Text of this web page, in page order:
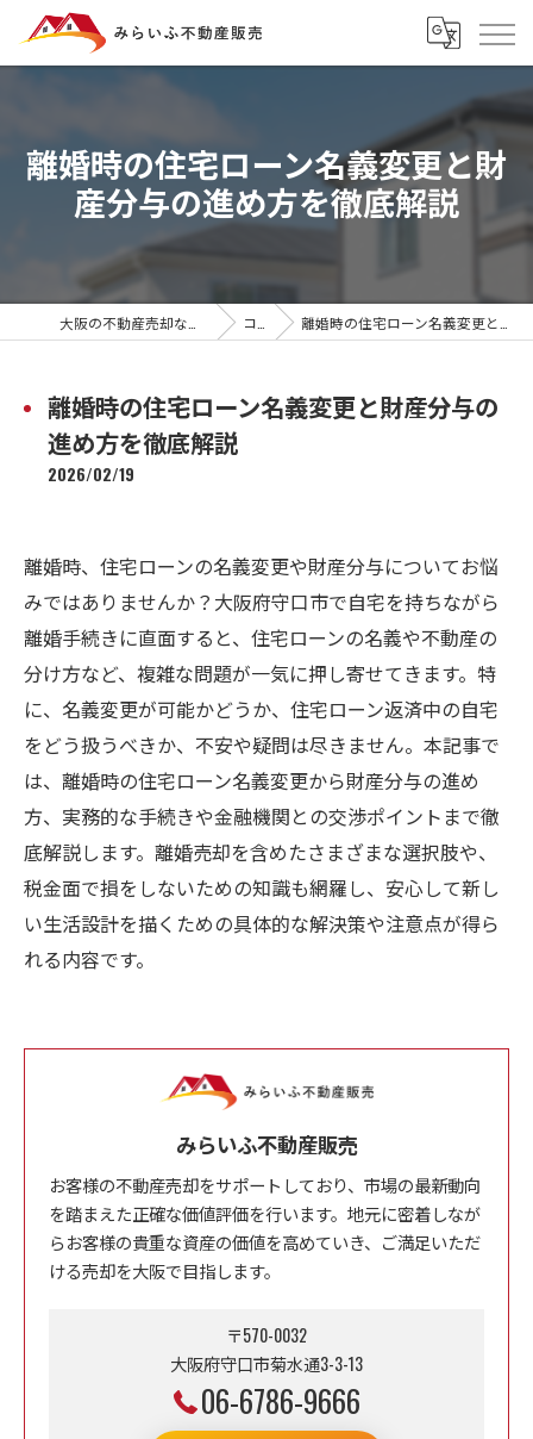
離婚時の住宅ローン名義変更と財
産分与の進め方を徹底解説
コラム 離婚時の住宅ローン名義変更と財産分与の進め方を徹底解説
離婚時の住宅ローン名義変更と財産分与の
進め方を徹底解説
2026/02/19
離婚時、住宅ローンの名義変更や財産分与についてお悩
みではありませんか？大阪府守口市で自宅を持ちながら
離婚手続きに直面すると、住宅ローンの名義や不動産の
分け方など、複雑な問題が一気に押し寄せてきます。特
に、名義変更が可能かどうか、住宅ローン返済中の自宅
をどう扱うべきか、不安や疑問は尽きません。本記事で
は、離婚時の住宅ローン名義変更から財産分与の進め
方、実務的な手続きや金融機関との交渉ポイントまで徹
底解説します。離婚売却を含めたさまざまな選択肢や、
税金面で損をしないための知識も網羅し、安心して新し
い生活設計を描くための具体的な解決策や注意点が得ら
れる内容です。
みらいふ不動産販売
お客様の不動産売却をサポートしており、市場の最新動向
を踏まえた正確な価値評価を行います。地元に密着しなが
らお客様の貴重な資産の価値を高めていき、ご満足いただ
ける売却を大阪で目指します。
〒570-0032
大阪府守口市菊水通3-3-13
06-6786-9666